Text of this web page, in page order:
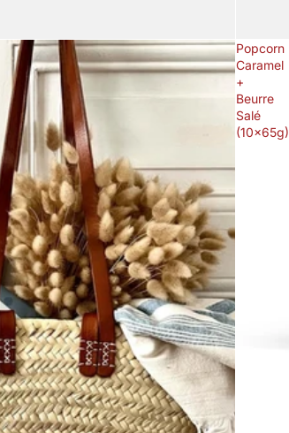
Popcorn
Caramel
+
Beurre
Salé
(10x65g)